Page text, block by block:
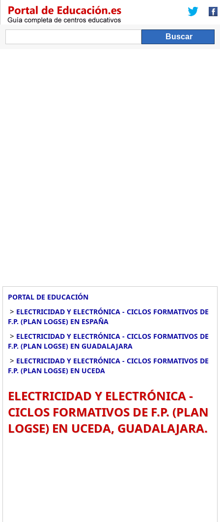
PORTAL DE EDUCACIÓN
> ELECTRICIDAD Y ELECTRÓNICA - CICLOS FORMATIVOS DE
F.P. (PLAN LOGSE) EN ESPAÑA
> ELECTRICIDAD Y ELECTRÓNICA - CICLOS FORMATIVOS DE
F.P. (PLAN LOGSE) EN GUADALAJARA
> ELECTRICIDAD Y ELECTRÓNICA - CICLOS FORMATIVOS DE
F.P. (PLAN LOGSE) EN UCEDA
ELECTRICIDAD Y ELECTRÓNICA -
CICLOS FORMATIVOS DE F.P. (PLAN
LOGSE) EN UCEDA, GUADALAJARA.